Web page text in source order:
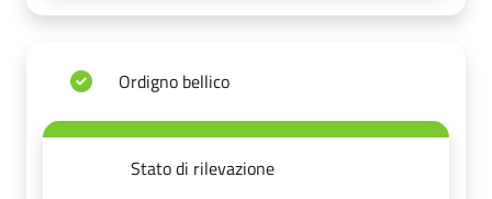
Ordigno bellico
Stato di rilevazione